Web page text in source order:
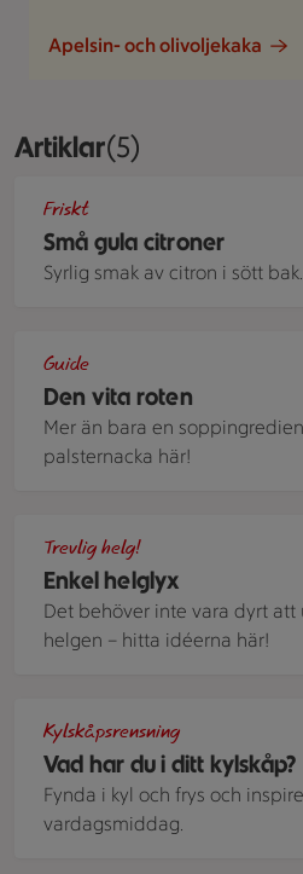
Apelsin- och olivoljekaka
ArtiklarVisar 5 stycken
(5)
Små gula citroner
Friskt
Syrlig smak av citron i sött bak.
Den vita roten
Guide
Mer än bara en
palsternacka här!
Enkel helglyx
Trevlig helg!
Det behöver inte vara dyrt
helgen – hitta idéerna här!
Vad har du i ditt kylskåp?
Kylskåpsrensning
Fynda i kyl och frys och
vardagsmiddag.